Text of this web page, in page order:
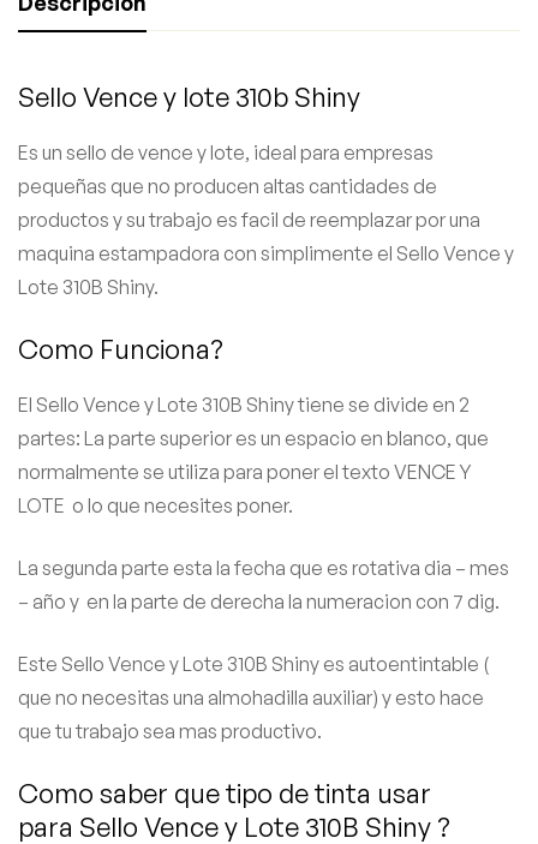
Sello Vence y lote 310b Shiny
Es un sello de vence y lote, ideal para empresas
pequeñas que no producen altas cantidades de
productos y su trabajo es facil de reemplazar por una
maquina estampadora con simplimente el Sello Vence y
Lote 310B Shiny.
Como Funciona?
El Sello Vence y Lote 310B Shiny tiene se divide en 2
partes: La parte superior es un espacio en blanco, que
normalmente se utiliza para poner el texto VENCE Y
LOTE o lo que necesites poner.
La segunda parte esta la fecha que es rotativa dia – mes
– año y en la parte de derecha la numeracion con 7 dig.
Este Sello Vence y Lote 310B Shiny es autoentintable (
que no necesitas una almohadilla auxiliar) y esto hace
que tu trabajo sea mas productivo.
Como saber que tipo de tinta usar
para Sello Vence y Lote 310B Shiny ?